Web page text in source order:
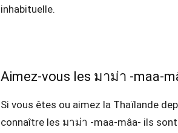
inhabituelle.
Aimez-vous les มาม่า -maa-
Si vous êtes ou aimez la Thaïlande
connaître les มาม่า -maa-mâa- ils